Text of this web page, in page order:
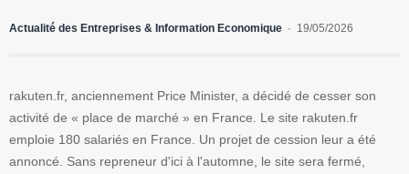
Actualité des Entreprises & Information Economique 19/05/2026
rakuten.fr, anciennement Price Minister, a décidé de cesser son
activité de « place de marché » en France. Le site rakuten.fr
emploie 180 salariés en France. Un projet de cession leur a été
annoncé. Sans repreneur d'ici à l'automne, le site sera fermé,